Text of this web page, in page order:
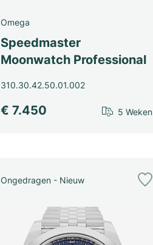
Omega
Speedmaster
Moonwatch Professional
310.30.42.50.01.002
€ 7.450 5 Weken
Ongedragen - Nieuw